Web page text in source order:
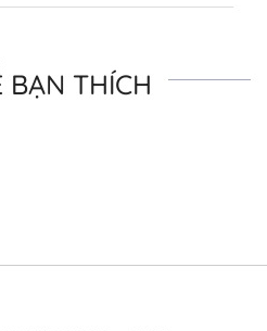
BẠN THÍCH